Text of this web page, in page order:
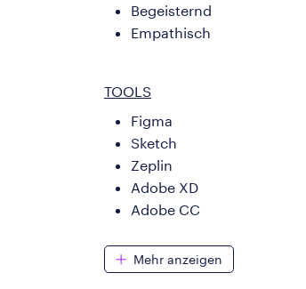
Begeisternd
Empathisch
TOOLS
Figma
Sketch
Zeplin
Adobe XD
Adobe CC
Mehr anzeigen